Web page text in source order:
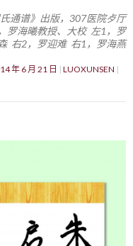
通谱》出版，307医院歺厅
罗海曦教授、大校 左1，罗
右2，罗迎难 右1，罗海燕
年 6 月 21 日
LUOXUNSEN